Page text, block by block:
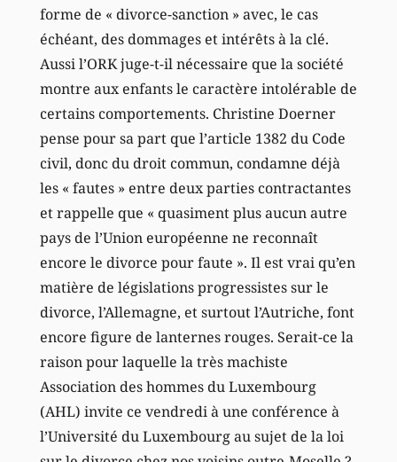
forme de « divorce-sanction » avec, le cas
échéant, des dommages et intérêts à la clé.
Aussi l’ORK juge-t-il nécessaire que la société
montre aux enfants le caractère intolérable de
certains comportements. Christine Doerner
pense pour sa part que l’article 1382 du Code
civil, donc du droit commun, condamne déjà
les « fautes » entre deux parties contractantes
et rappelle que « quasiment plus aucun autre
pays de l’Union européenne ne reconnaît
encore le divorce pour faute ». Il est vrai qu’en
matière de législations progressistes sur le
divorce, l’Allemagne, et surtout l’Autriche, font
encore figure de lanternes rouges. Serait-ce la
raison pour laquelle la très machiste
Association des hommes du Luxembourg
(AHL) invite ce vendredi à une conférence à
l’Université du Luxembourg au sujet de la loi